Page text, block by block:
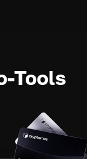
Tools